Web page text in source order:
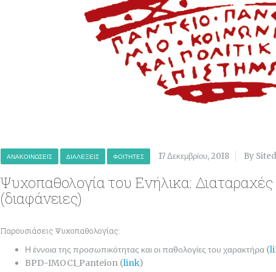
ΑΝΑΚΟΙΝΏΣΕΙΣ ΔΙΑΛΈΞΕΙΣ ΦΟΙΤΗΤΈΣ 17 Δεκεμβρίου, 2018 By
Ψυχοπαθολογία του Ενήλικα:
(διαφάνειες)
Παρουσιάσεις Ψυχοπαθολογίας:
Η έννοια της προσωπικότητας και οι παθολογίες του χαρακτήρα (
BPD-IMOCI_Panteion (link)